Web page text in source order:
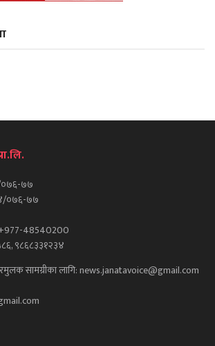
०७६-७७
०७६-७७
+977-48540200
९८६८३३१२३४
सामग्रीका लागि: news.janatavoice@gmail.com